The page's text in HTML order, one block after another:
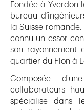
Fondée à Yverdon-
bureau
la Suisse
connu un essor
son rayonnement
quartier du Flon à
Composée
collaborateurs
spécialise dans